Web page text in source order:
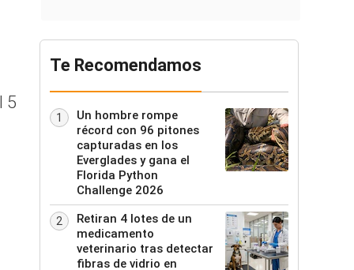
5
Te Recomendamos
1
Un hombre rompe
récord con 96 pitones
capturadas en los
Everglades y gana el
Florida Python
Challenge 2026
2
Retiran 4 lotes de un
medicamento
veterinario tras detectar
fibras de vidrio en